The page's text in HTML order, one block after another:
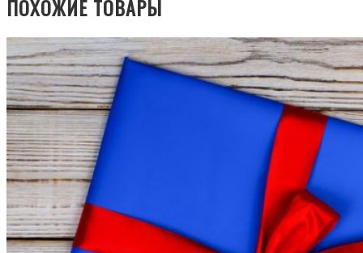
ПОХОЖИЕ ТОВАРЫ